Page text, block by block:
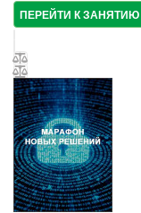
ПЕРЕЙТИ К ЗАНЯТИЮ